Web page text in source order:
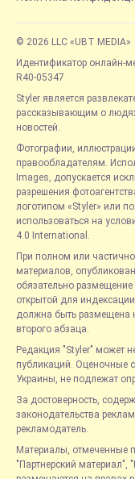
© 2026 LLC «UBT MEDIA»
Идентификатор онлайн-
R40-05347
Styler является
рассказывающим о
новостей.
Фотографии,
правообладателям.
Images, допускается
разрешения
логотипом «Styler» или
использоваться на
4.0 International.
При полном или
материалов,
обязательно
открытой для
должна быть размещена
второго абзаца.
Редакция "Styler" может
публикаций. Оценочные
Украины, не подлежат
За достоверность,
законодательства
рекламодатель.
Материалы, отмеченные
"Партнерский материал",